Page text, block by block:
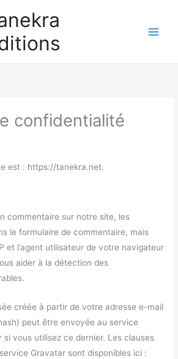
confidentialité
est : https://tanekra.net.
commentaire sur notre site, les
le formulaire de commentaire, mais
et l’agent utilisateur de votre navigateur
aider à la détection des
créée à partir de votre adresse e-mail
peut être envoyée au service
si vous utilisez ce dernier. Les clauses
Gravatar sont disponibles ici :